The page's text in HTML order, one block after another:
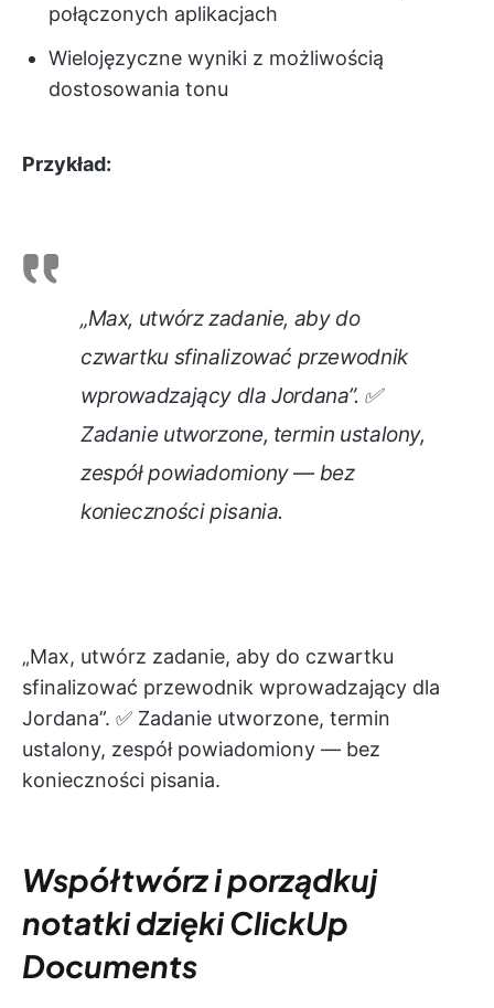
połączonych aplikacjach
Wielojęzyczne wyniki z możliwością
dostosowania tonu
Przykład:
„Max, utwórz zadanie, aby do
czwartku sfinalizować przewodnik
wprowadzający dla Jordana”. ✅
Zadanie utworzone, termin ustalony,
zespół powiadomiony — bez
konieczności pisania.
„Max, utwórz zadanie, aby do czwartku
sfinalizować przewodnik wprowadzający dla
Jordana”. ✅ Zadanie utworzone, termin
ustalony, zespół powiadomiony — bez
konieczności pisania.
Współtwórz i porządkuj
notatki dzięki ClickUp
Documents